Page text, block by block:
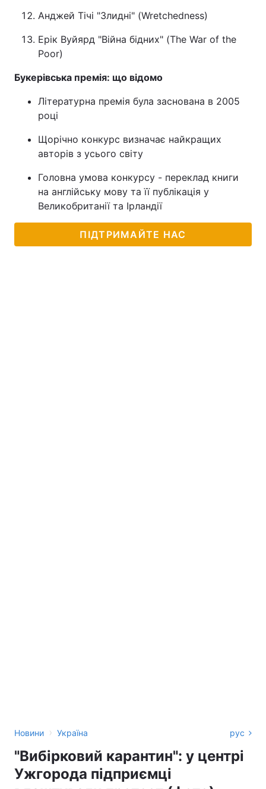
Анджей Тічі "Злидні" (Wretchedness)
Ерік Вуйярд "Війна бідних" (The War of the
Poor)
Букерівська премія: що відомо
Літературна премія була заснована в 2005
році
Щорічно конкурс визначає найкращих
авторів з усього світу
Головна умова конкурсу - переклад книги
на англійську мову та її публікація у
Великобританії та Ірландії
ПІДТРИМАЙТЕ НАС
Новини › Україна рус
"Вибірковий карантин": у центрі
Ужгорода підприємці